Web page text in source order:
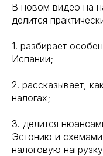
В новом видео на
делится
1. разбирает
Испании;
2. рассказывает,
налогах;
3. делится
Эстонию и
налоговую